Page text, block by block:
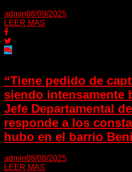
admin08/09/2025
LEER MAS
“Tiene pedido de
siendo intensamente
Jefe Departamental
responde a los
hubo en el barrio
admin08/08/2025
LEER MAS